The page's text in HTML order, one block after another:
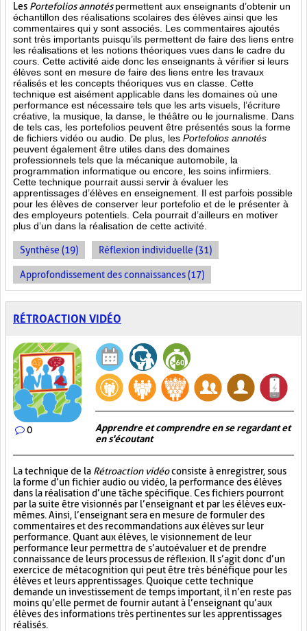
Les Portefolios annotés permettent aux enseignants d’obtenir un
échantillon des réalisations scolaires des élèves ainsi que les
commentaires qui y sont associés. Les commentaires ajoutés
sont très importants puisqu’ils permettent de faire des liens entre
les réalisations et les notions théoriques vues dans le cadre du
cours. Cette activité aide donc les enseignants à vérifier si leurs
élèves sont en mesure de faire des liens entre les travaux
réalisés et les concepts théoriques vus en classe. Cette
technique est aisément applicable dans les domaines où une
performance est nécessaire tels que les arts visuels, l’écriture
créative, la musique, la danse, le théâtre ou le journalisme. Dans
de tels cas, les portefolios peuvent être présentés sous la forme
de fichiers vidéo ou audio. De plus, les Portefolios annotés
peuvent également être utiles dans des domaines
professionnels tels que la mécanique automobile, la
programmation informatique ou encore, les soins infirmiers.
Cette technique pourrait aussi servir à évaluer les
apprentissages d’élèves en enseignement. Il est parfois possible
pour les élèves de conserver leur portefolio et de le présenter à
des employeurs potentiels. Cela pourrait d’ailleurs en motiver
plus d’un dans la réalisation de cette activité.
Synthèse (19) Réflexion individuelle (31)
Approfondissement des connaissances (17)
RÉTROACTION VIDÉO
0
Apprendre et comprendre en se regardant et
en s'écoutant
La technique de la Rétroaction vidéoconsiste à enregistrer, sous
la forme d’un fichier audio ou vidéo, la performance des élèves
dans la réalisation d’une tâche spécifique. Ces fichiers pourront
par la suite être visionnés par l’enseignant et par les élèves eux-
mêmes. Ainsi, l’enseignant sera en mesure de formuler des
commentaires et des recommandations aux élèves sur leur
performance. Quant aux élèves, le visionnement de leur
performance leur permettra de s’autoévaluer et de prendre
connaissance de leurs processus de réflexion. Il s’agit donc d’un
exercice de métacognition qui peut être très bénéfique pour les
élèves et leurs apprentissages. Quoique cette technique
demande un investissement de temps important, il n’en reste pas
moins qu’elle permet de fournir autant à l’enseignant qu’aux
élèves des informations très pertinentes sur les apprentissages
réalisés.